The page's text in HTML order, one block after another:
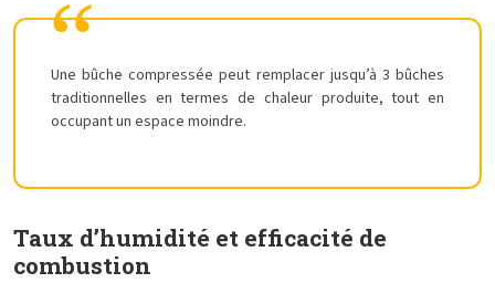
Une bûche compressée peut remplacer jusqu’à 3 bûches
traditionnelles en termes de chaleur produite, tout en
occupant un espace moindre.
Taux d’humidité et efficacité de
combustion